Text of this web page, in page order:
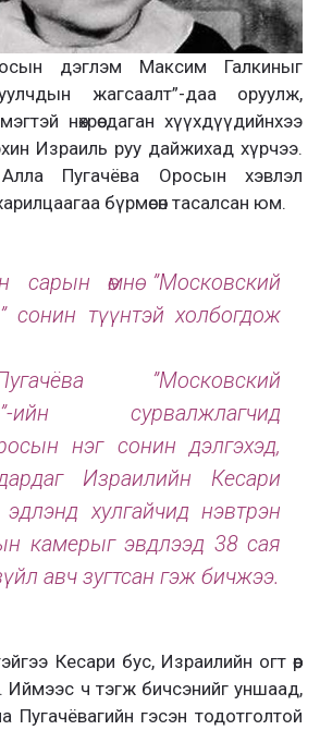
дэглэм Максим Галкиныг
жагсаалт”-даа оруулж,
нөхрөө даган хүүхдүүдийнхээ
Израиль руу дайжихад хүрчээ.
Пугачёва Оросын хэвлэл
бүрмөсөн тасалсан юм.
сарын өмнө ”Московский
сонин түүнтэй холбогдож
”Московский
ийн сурвалжлагчид
нэг сонин дэлгэхэд,
Израилийн Кесари
хулгайчид нэвтрэн
камерыг эвдлээд 38 сая
авч зугтсан гэж бичжээ.
Кесари бус, Израилийн огт өөр
Иймээс ч тэгж бичсэнийг уншаад,
Пугачёвагийн гэсэн тодотголтой